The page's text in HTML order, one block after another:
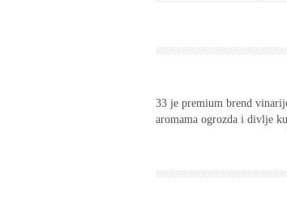
33 je premium brend
aromama ogrozda i divlje